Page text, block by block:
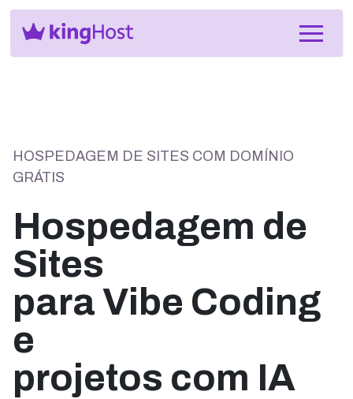
HOSPEDAGEM DE SITES COM DOMÍNIO
GRÁTIS
Hospedagem de
Sites
para Vibe Coding
e
projetos com IA